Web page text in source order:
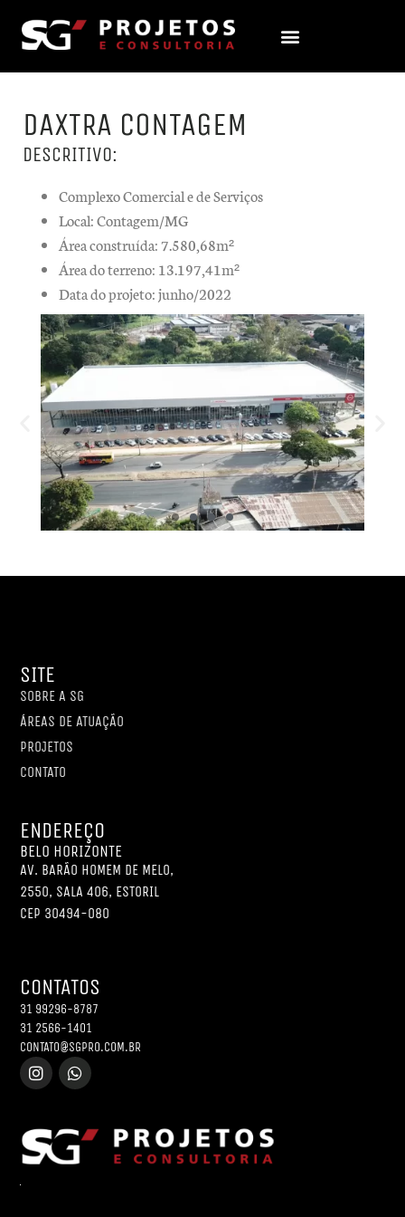
DAXTRA CONTAGEM
DESCRITIVO:
Complexo Comercial e de Serviços
Local: Contagem/MG
Área construída: 7.580,68m²
Área do terreno: 13.197,41m²
Data do projeto: junho/2022
SITE
SOBRE A SG
ÁREAS DE ATUAÇÃO
PROJETOS
CONTATO
ENDEREÇO
BELO HORIZONTE
AV. BARÃO HOMEM DE MELO,
2550, SALA 406, ESTORIL
CEP 30494-080
CONTATOS
31 99296-8787
31 2566-1401
CONTATO@SGPRO.COM.BR